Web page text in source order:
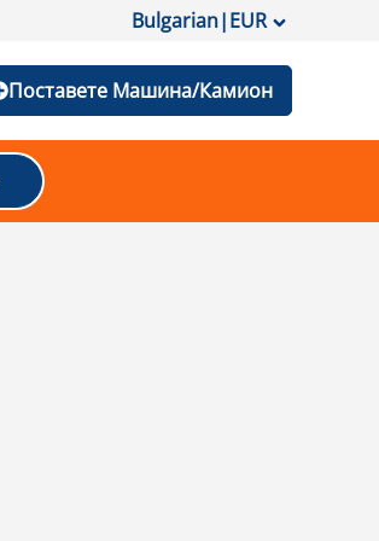
Bulgarian|EUR
Поставете Машина/Камион